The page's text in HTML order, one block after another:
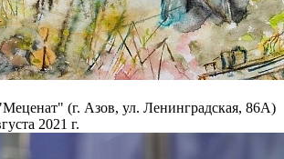
(г. Азов, ул. Ленинградская, 86А)
2021 г.